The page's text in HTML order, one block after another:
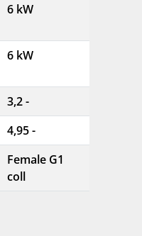
6 kW
6 kW
3,2 -
4,95 -
Female G1
coll